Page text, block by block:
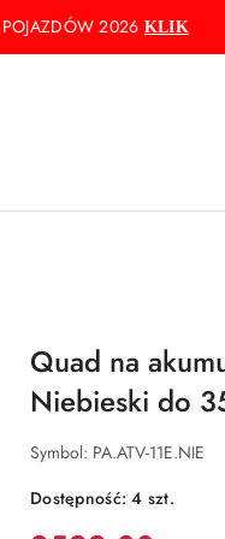
2026 KLIK
Quad na
Niebieski do
Symbol: PA.ATV-11E.NIE
Dostępność:4 szt.